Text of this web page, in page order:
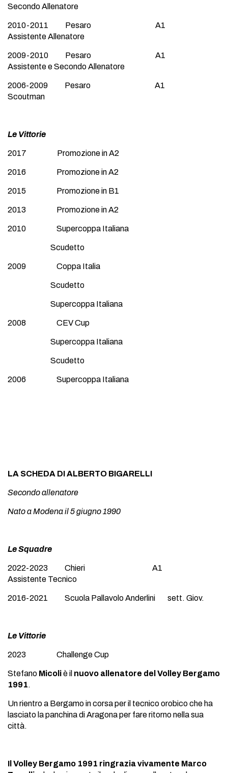
Secondo Allenatore
2010-2011 Pesaro A1
Assistente Allenatore
2009-2010 Pesaro A1
Assistente e Secondo Allenatore
2006-2009 Pesaro A1
Scoutman
Le Vittorie
2017 Promozione in A2
2016 Promozione in A2
2015 Promozione in B1
2013 Promozione in A2
2010 Supercoppa Italiana
Scudetto
2009 Coppa Italia
Scudetto
Supercoppa Italiana
2008 CEV Cup
Supercoppa Italiana
Scudetto
2006 Supercoppa Italiana
LA SCHEDA DI ALBERTO BIGARELLI
Secondo allenatore
Nato a Modena il 5 giugno 1990
Le Squadre
2022-2023 Chieri A1
Assistente Tecnico
2016-2021 Scuola Pallavolo Anderlini sett. Giov.
Le Vittorie
2023 Challenge Cup
Stefano Micoliè il nuovo allenatore del Volley Bergamo
1991.
Un rientro a Bergamo in corsa per il tecnico orobico che ha
lasciato la panchina di Aragona per fare ritorno nella sua
città.
Il Volley Bergamo 1991 ringrazia vivamente Marco